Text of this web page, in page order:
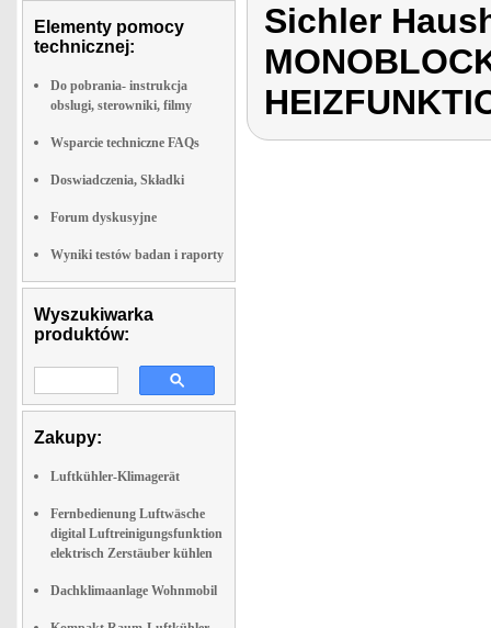
Elementy pomocy
technicznej:
Do pobrania- instrukcja
obslugi, sterowniki, filmy
Wsparcie techniczne FAQs
Doswiadczenia, Składki
Forum dyskusyjne
Wyniki testów badan i raporty
Wyszukiwarka
produktów:
Zakupy:
Luftkühler-Klimagerät
Fernbedienung Luftwäsche
digital Luftreinigungsfunktion
elektrisch Zerstäuber kühlen
Dachklimaanlage Wohnmobil
Sichler